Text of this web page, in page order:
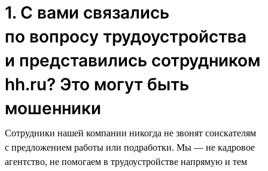
1. С вами связались
по вопросу трудоустройства
и представились сотрудником
hh.ru? Это могут быть
мошенники
Сотрудники нашей компании никогда не звонят соискателям
с предложением работы или подработки. Мы — не кадровое
агентство, не помогаем в трудоустройстве напрямую и тем